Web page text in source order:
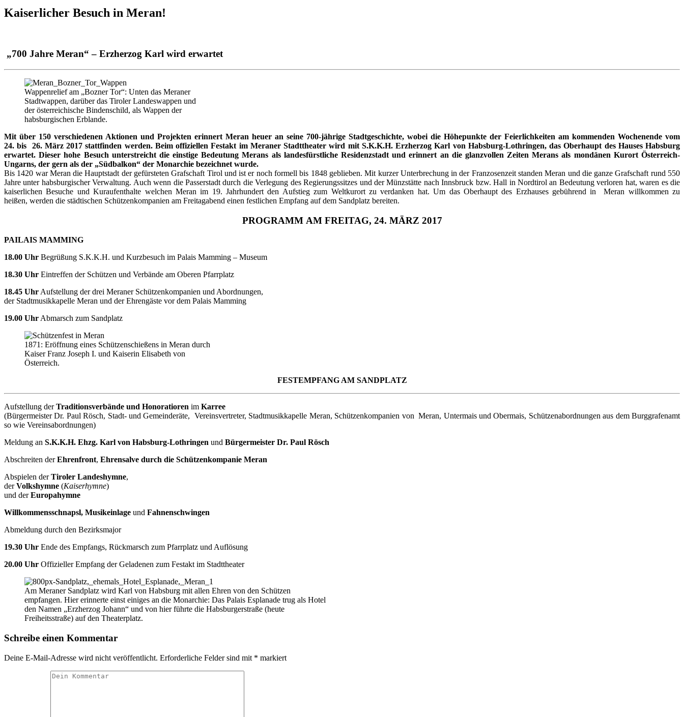
Kaiserlicher Besuch in Meran!
„700 Jahre Meran“ – Erzherzog Karl wird erwartet
Wappenrelief am „Bozner Tor“: Unten das Meraner
Stadtwappen, darüber das Tiroler Landeswappen und
der österreichische Bindenschild, als Wappen der
habsburgischen Erblande.
Mit über 150 verschiedenen Aktionen und Projekten erinnert Meran heuer an seine 700-jährige Stadtgeschichte, wobei die Höhepunkte der Feierlichkeiten am kommenden Wochenende vom
24. bis 26. März 2017 stattfinden werden. Beim offiziellen Festakt im Meraner Stadttheater wird mit S.K.K.H. Erzherzog Karl von Habsburg-Lothringen, das Oberhaupt des Hauses Habsburg
erwartet. Dieser hohe Besuch unterstreicht die einstige Bedeutung Merans als landesfürstliche Residenzstadt und erinnert an die glanzvollen Zeiten Merans als mondänen Kurort Österreich-
Ungarns, der gern als der „Südbalkon“ der Monarchie bezeichnet wurde.
Bis 1420 war Meran die Hauptstadt der gefürsteten Grafschaft Tirol und ist er noch formell bis 1848 geblieben. Mit kurzer Unterbrechung in der Franzosenzeit standen Meran und die ganze Grafschaft rund 550
Jahre unter habsburgischer Verwaltung. Auch wenn die Passerstadt durch die Verlegung des Regierungssitzes und der Münzstätte nach Innsbruck bzw. Hall in Nordtirol an Bedeutung verloren hat, waren es die
kaiserlichen Besuche und Kuraufenthalte welchen Meran im 19. Jahrhundert den Aufstieg zum Weltkurort zu verdanken hat. Um das Oberhaupt des Erzhauses gebührend in Meran willkommen zu
heißen, werden die städtischen Schützenkompanien am Freitagabend einen festlichen Empfang auf dem Sandplatz bereiten.
PROGRAMM AM FREITAG, 24. MÄRZ 2017
PAILAIS MAMMING
18.00 Uhr Begrüßung S.K.K.H. und Kurzbesuch im Palais Mamming – Museum
18.30 Uhr Eintreffen der Schützen und Verbände am Oberen Pfarrplatz
18.45 UhrAufstellung der drei Meraner Schützenkompanien und Abordnungen,
der Stadtmusikkapelle Meran und der Ehrengäste vor dem Palais Mamming
19.00 UhrAbmarsch zum Sandplatz
1871: Eröffnung eines Schützenschießens in Meran durch
Kaiser Franz Joseph I. und Kaiserin Elisabeth von
Österreich.
FESTEMPFANG AM SANDPLATZ
Aufstellung derTraditionsverbände und Honoratioren im Karree
(Bürgermeister Dr. Paul Rösch, Stadt- und Gemeinderäte, Vereinsvertreter, Stadtmusikkapelle Meran, Schützenkompanien von Meran, Untermais und Obermais, Schützenabordnungen aus dem Burggrafenamt
so wie Vereinsabordnungen)
Meldung an S.K.K.H. Ehzg. Karl von Habsburg-Lothringen und Bürgermeister Dr. Paul Rösch
Abschreiten derEhrenfront, Ehrensalve durch die Schützenkompanie Meran
Abspielen derTiroler Landeshymne,
derVolkshymne (Kaiserhymne)
und derEuropahymne
Willkommensschnapsl, Musikeinlage und Fahnenschwingen
Abmeldung durch den Bezirksmajor
19.30 Uhr Ende des Empfangs, Rückmarsch zum Pfarrplatz und Auflösung
20.00 Uhr Offizieller Empfang der Geladenen zum Festakt im Stadttheater
Am Meraner Sandplatz wird Karl von Habsburg mit allen Ehren von den Schützen
empfangen. Hier erinnerte einst einiges an die Monarchie: Das Palais Esplanade trug als Hotel
den Namen „Erzherzog Johann“ und von hier führte die Habsburgerstraße (heute
Freiheitsstraße) auf den Theaterplatz.
Schreibe einen Kommentar
Deine E-Mail-Adresse wird nicht veröffentlicht. Erforderliche Felder sind mit * markiert